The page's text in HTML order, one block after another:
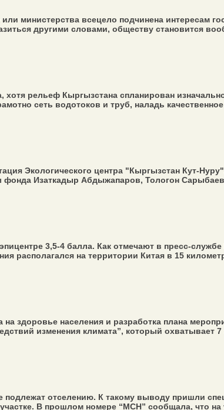
министерства всецело подчинена интересам
другими словами, обществу становится
хотя рельеф Кыргызстана спланирован
сеть водотоков и труб, наладь
Экологического центра "Кыргызстан Кут-
Изаткадыр Абдыжапаров, Тологон
3,5-4 балла. Как отмечают в пресс-
располагался на территории Китая в 15
здоровье населения и разработка плана
изменения климата”, который охватывает
отселению. К такому выводу пришли
В прошлом номере “МСН” сообщала, что на